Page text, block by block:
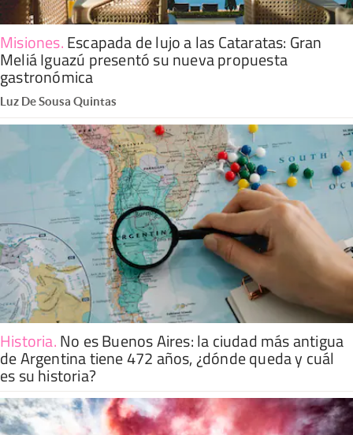
Misiones.Escapada de lujo a las Cataratas: Gran
Meliá Iguazú presentó su nueva propuesta
gastronómica
Luz De Sousa Quintas
Historia.No es Buenos Aires: la ciudad más antigua
de Argentina tiene 472 años, ¿dónde queda y cuál
es su historia?